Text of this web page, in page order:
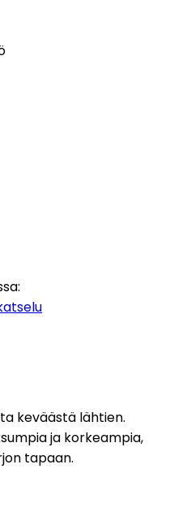
keväästä lähtien.
ja korkeampia,
tapaan.